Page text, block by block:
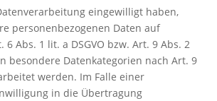
eingewilligt haben,
personenbezogenen Daten auf
6 Abs. 1 lit. a DSGVO bzw. Art. 9 Abs. 2
besondere Datenkategorien nach Art. 9
werden. Im Falle einer
in die Übertragung